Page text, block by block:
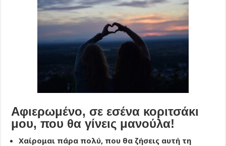
Αφιερωμένο, σε εσένα κοριτσάκι
μου, που θα γίνεις μανούλα!
Χαίρομαι πάρα πολύ, που θα ζήσεις αυτή τη